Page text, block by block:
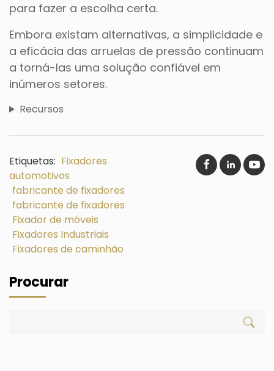
para fazer a escolha certa.
Embora existam alternativas, a simplicidade e
a eficácia das arruelas de pressão continuam
a torná-las uma solução confiável em
inúmeros setores.
Recursos
Etiquetas: Fixadores
automotivos
fabricante de fixadores
fabricante de fixadores
Fixador de móveis
Fixadores Industriais
Fixadores de caminhão
Procurar